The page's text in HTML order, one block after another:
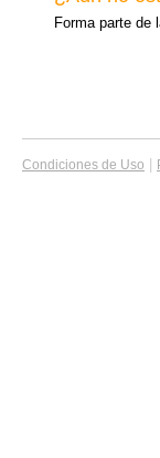
Forma parte de
Condiciones de Uso